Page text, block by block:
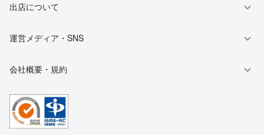
出店について
運営メディア・SNS
会社概要・規約